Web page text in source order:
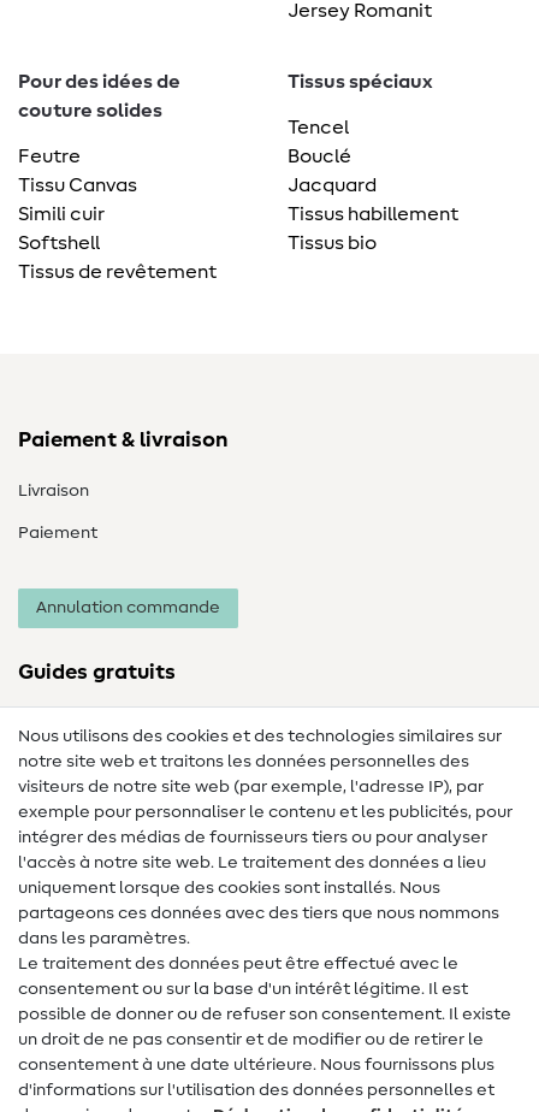
Jersey Romanit
Pour des idées de
couture solides
Feutre
Tissu Canvas
Simili cuir
Softshell
Tissus de revêtement
Tissus spéciaux
Tencel
Bouclé
Jacquard
Tissus habillement
Tissus bio
Paiement & livraison
Livraison
Paiement
Annulation commande
Guides gratuits
Lexique de couture
Tutos de couture
Aide & contact
Contact
Changement de propriétaire
FAQ
Droit de rétractation
Populaire
Nous utilisons des cookies et des technologies similaires sur
notre site web et traitons les données personnelles des
visiteurs de notre site web (par exemple, l'adresse IP), par
exemple pour personnaliser le contenu et les publicités, pour
intégrer des médias de fournisseurs tiers ou pour analyser
l'accès à notre site web. Le traitement des données a lieu
uniquement lorsque des cookies sont installés. Nous
partageons ces données avec des tiers que nous nommons
dans les paramètres.
Le traitement des données peut être effectué avec le
consentement ou sur la base d'un intérêt légitime. Il est
possible de donner ou de refuser son consentement. Il existe
un droit de ne pas consentir et de modifier ou de retirer le
consentement à une date ultérieure. Nous fournissons plus
d'informations sur l'utilisation des données personnelles et